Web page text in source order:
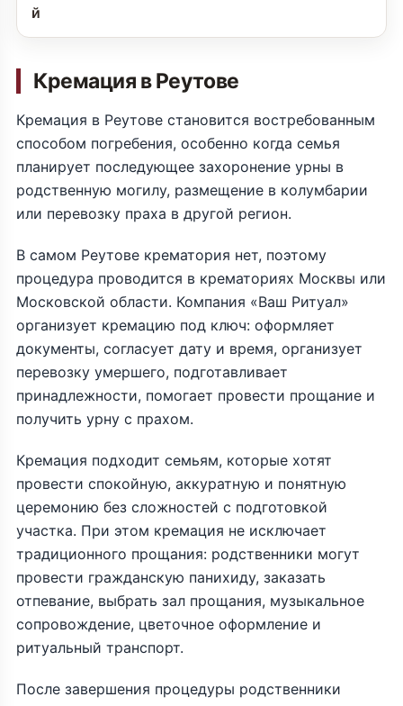
й
Кремация в Реутове
Кремация в Реутове становится востребованным
способом погребения, особенно когда семья
планирует последующее захоронение урны в
родственную могилу, размещение в колумбарии
или перевозку праха в другой регион.
В самом Реутове крематория нет, поэтому
процедура проводится в крематориях Москвы или
Московской области. Компания «Ваш Ритуал»
организует кремацию под ключ: оформляет
документы, согласует дату и время, организует
перевозку умершего, подготавливает
принадлежности, помогает провести прощание и
получить урну с прахом.
Кремация подходит семьям, которые хотят
провести спокойную, аккуратную и понятную
церемонию без сложностей с подготовкой
участка. При этом кремация не исключает
традиционного прощания: родственники могут
провести гражданскую панихиду, заказать
отпевание, выбрать зал прощания, музыкальное
сопровождение, цветочное оформление и
ритуальный транспорт.
После завершения процедуры родственники